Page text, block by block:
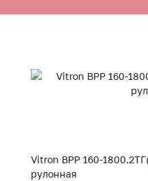
Vitron ВРР 160-
рулонная